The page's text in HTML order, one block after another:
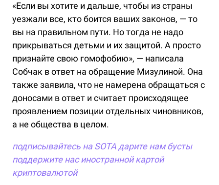
«Если вы хотите и дальше, чтобы из страны
уезжали все, кто боится ваших законов, — то
вы на правильном пути. Но тогда не надо
прикрываться детьми и их защитой. А просто
признайте свою гомофобию», — написала
Собчак в ответ на обращение Мизулиной. Она
также заявила, что не намерена обращаться с
доносами в ответ и считает происходящее
проявлением позиции отдельных чиновников,
а не общества в целом.
подписывайтесь на SOTA дарите нам бусты
поддержите нас иностранной картой
криптовалютой